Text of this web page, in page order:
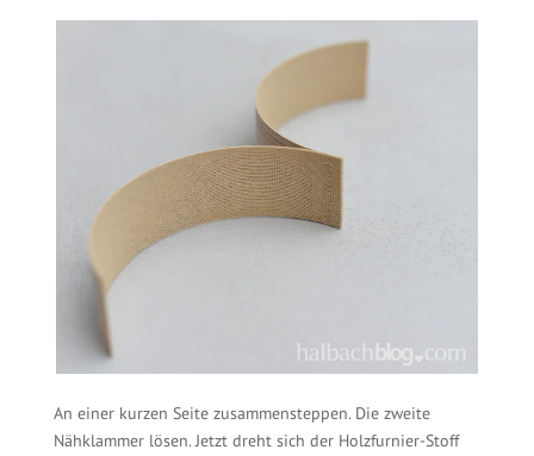
An einer kurzen Seite zusammensteppen. Die zweite
Nähklammer lösen. Jetzt dreht sich der Holzfurnier-Stoff